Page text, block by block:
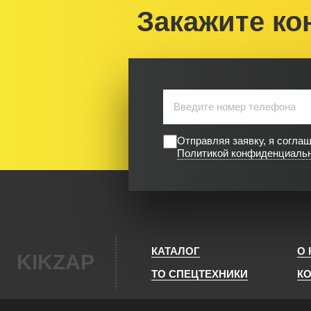
Закажите
Отправляя заявку, я
Политикой
KIKZAP КАТАЛОГ
О
ТО СПЕЦТЕХНИКИ